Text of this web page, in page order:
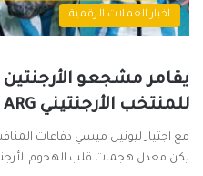
اخبار العملات الرقمية
يقامر مشجعو
للمنتخب الأرجنتيني ARG
مع اجتياز ليونيل ميسي دفاعات
يكن معدل هجمات قلب الهجوم